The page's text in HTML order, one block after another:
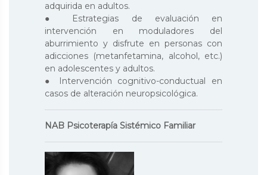
adquirida en adultos.
● Estrategias de evaluación en
intervención en moduladores del
aburrimiento y disfrute en personas con
adicciones (metanfetamina, alcohol, etc.)
en adolescentes y adultos.
● Intervención cognitivo-conductual en
casos de alteración neuropsicológica.
NAB Psicoterapía Sistémico Familiar